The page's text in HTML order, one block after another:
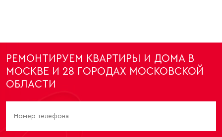
РЕМОНТИРУЕМ КВАРТИРЫ И ДОМА В
МОСКВЕ И 28 ГОРОДАХ МОСКОВСКОЙ
ОБЛАСТИ